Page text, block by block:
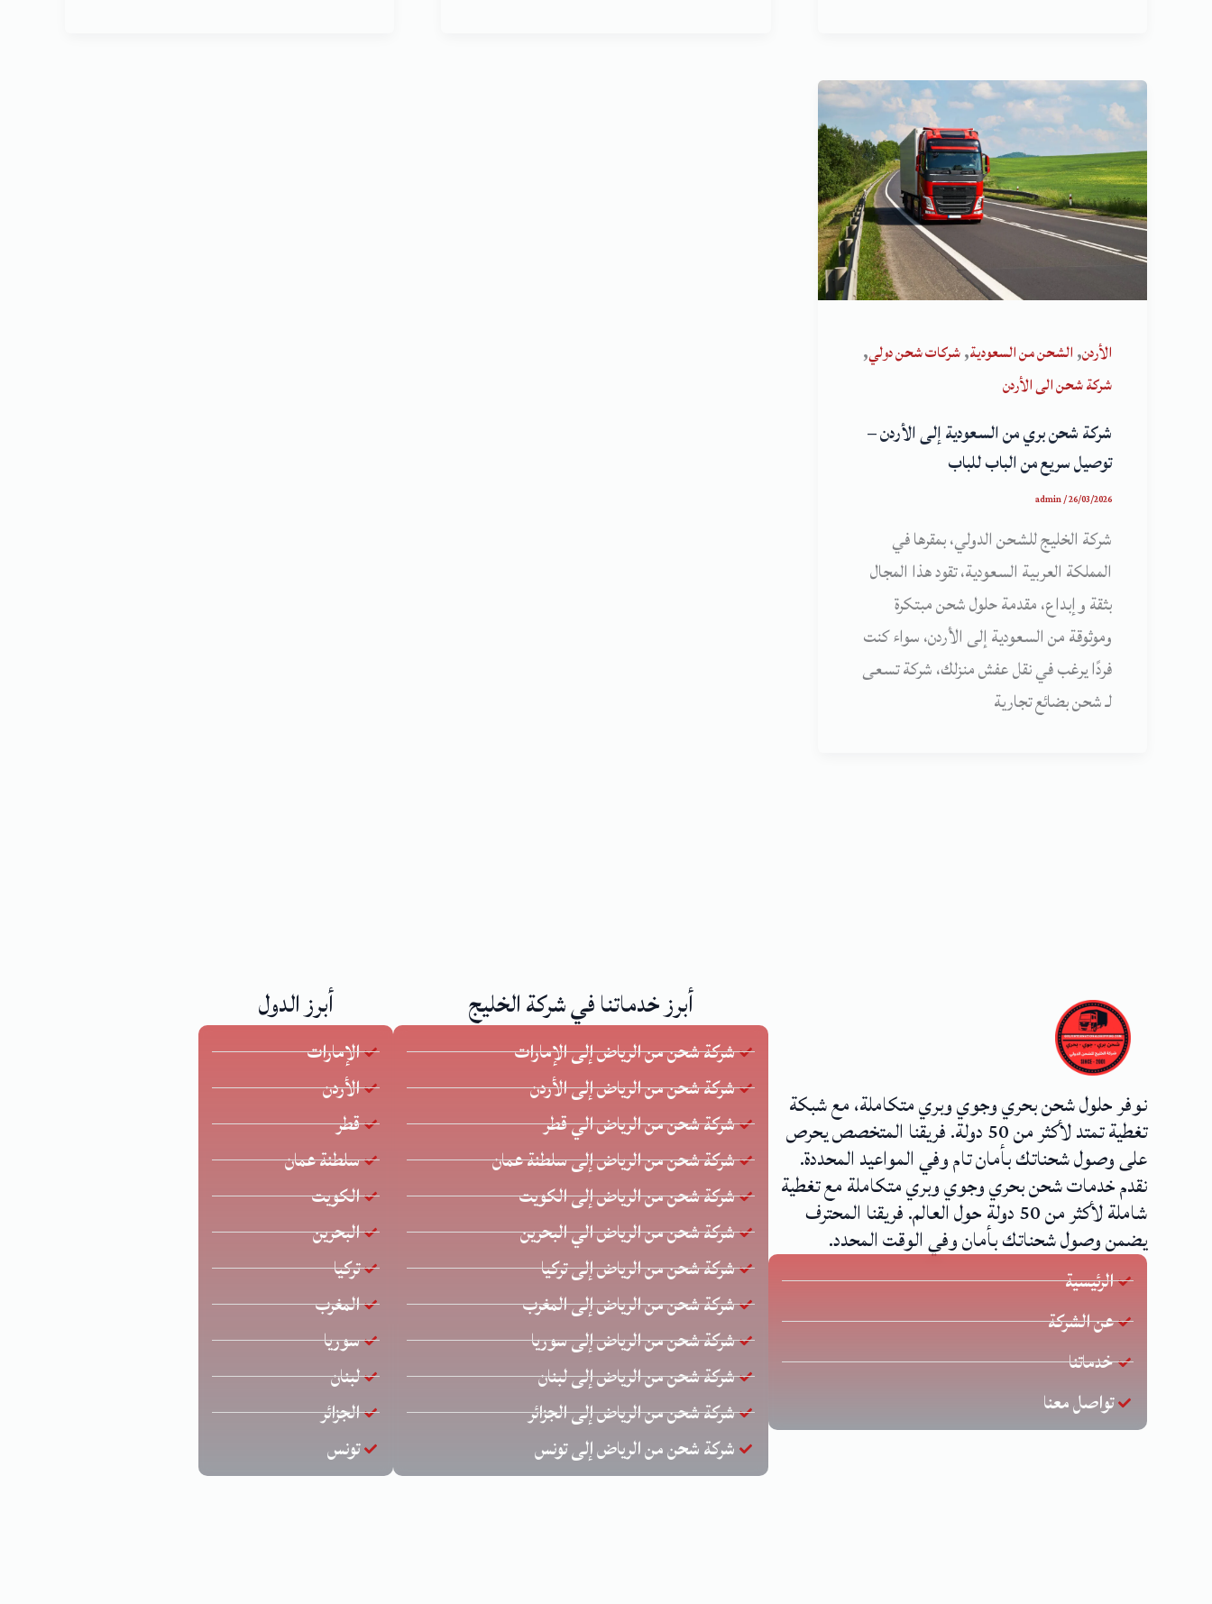
الأردن,الشحن من السعودية,شركات شحن دولي,
شركة شحن الى الأردن
شركة شحن بري من السعودية إلى الأردن –
توصيل سريع من الباب للباب
admin/26/03/2026
شركة الخليج للشحن الدولي، بمقرها في
المملكة العربية السعودية، تقود هذا المجال
بثقة وإبداع، مقدمة حلول شحن مبتكرة
وموثوقة من السعودية إلى الأردن، سواء كنت
فردًا يرغب في نقل عفش منزلك، شركة تسعى
لـ شحن بضائع تجارية
نوفر حلول شحن بحري وجوي وبري متكاملة، مع شبكة
تغطية تمتد لأكثر من 50 دولة. فريقنا المتخصص يحرص
على وصول شحناتك بأمان تام وفي المواعيد المحددة.
نقدم خدمات شحن بحري وجوي وبري متكاملة مع تغطية
شاملة لأكثر من 50 دولة حول العالم. فريقنا المحترف
يضمن وصول شحناتك بأمان وفي الوقت المحدد.
الرئيسية
عن الشركة
خدماتنا
تواصل معنا
أبرز خدماتنا في شركة الخليج
شركة شحن من الرياض إلى الإمارات
شركة شحن من الرياض إلى الأردن
شركة شحن من الرياض الي قطر
شركة شحن من الرياض إلى سلطنة عمان
شركة شحن من الرياض إلى الكويت
شركة شحن من الرياض الي البحرين
شركة شحن من الرياض إلى تركيا
شركة شحن من الرياض إلى المغرب
شركة شحن من الرياض إلى سوريا
شركة شحن من الرياض إلى لبنان
شركة شحن من الرياض إلى الجزائر
شركة شحن من الرياض إلى تونس
أبرز الدول
الإمارات
الأردن
قطر
سلطنة عمان
الكويت
البحرين
تركيا
المغرب
سوريا
لبنان
الجزائر
تونس